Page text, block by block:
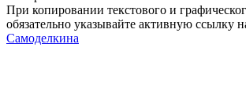
При копировании текстового и
обязательно указывайте активную ссылку
Самоделкина